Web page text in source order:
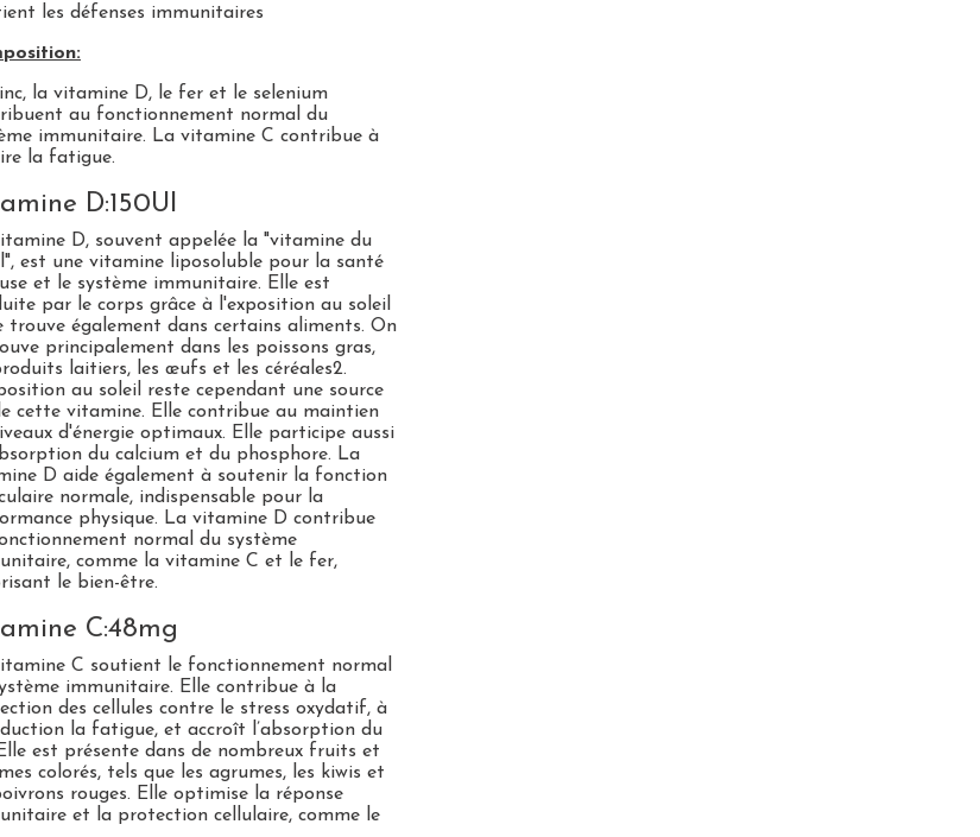
les défenses immunitaires
la vitamine D, le fer et le selenium
au fonctionnement normal du
immunitaire. La vitamine C contribue à
la fatigue.
D:150UI
D, souvent appelée la "vitamine du
est une vitamine liposoluble pour la santé
et le système immunitaire. Elle est
par le corps grâce à l'exposition au soleil
trouve également dans certains aliments. On
principalement dans les poissons gras,
laitiers, les œufs et les céréales2.
au soleil reste cependant une source
cette vitamine. Elle contribue au maintien
d'énergie optimaux. Elle participe aussi
du calcium et du phosphore. La
D aide également à soutenir la fonction
normale, indispensable pour la
physique. La vitamine D contribue
normal du système
comme la vitamine C et le fer,
le bien-être.
C:48mg
C soutient le fonctionnement normal
immunitaire. Elle contribue à la
des cellules contre le stress oxydatif, à
la fatigue, et accroît l’absorption du
est présente dans de nombreux fruits et
colorés, tels que les agrumes, les kiwis et
rouges. Elle optimise la réponse
et la protection cellulaire, comme le